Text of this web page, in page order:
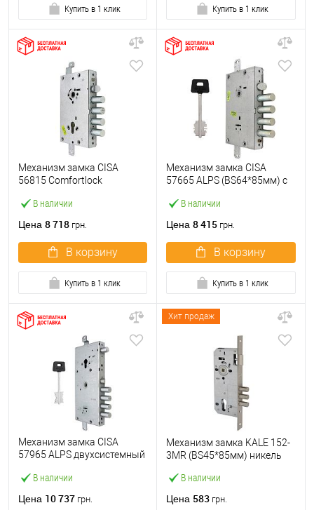
Купить в 1 клик Купить в 1 клик
В наличии
Механизм замка CISA
56815 Comfortlock
планки
Цена 8 718 грн.
В корзину
Купить в 1 клик
В наличии
Механизм замка CISA
57665 ALPS (BS64*85мм) с
торцевой планки
Цена 8 415 грн.
В корзину
Купить в 1 клик
В наличии
Механизм замка CISA
57965 ALPS двухсистемный
перекодировкой без
Цена 10 737 грн.
Хит продаж
В наличии
Механизм замка KALE 152-
3MR (BS45*85мм) никель
Цена 583 грн.